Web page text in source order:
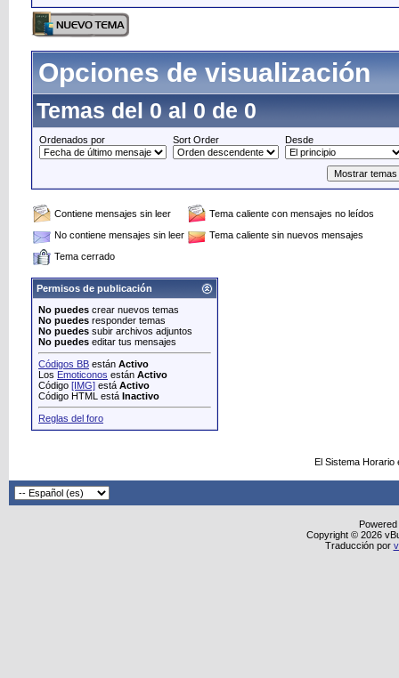
Opciones de visualización
Temas del 0 al 0 de 0
Ordenados por Sort Order Desde
Contiene mensajes sin leer
Tema caliente con mensajes no leídos
No contiene mensajes sin leer
Tema caliente sin nuevos mensajes
Tema cerrado
Permisos de publicación
No puedes crear nuevos temas
No puedes responder temas
No puedes subir archivos adjuntos
No puedes editar tus mensajes
Códigos BB están Activo
Los Emoticonos están Activo
Código [IMG] está Activo
Código HTML está Inactivo
Reglas del foro
El Sistema
Copyright © 2026
Traducción por